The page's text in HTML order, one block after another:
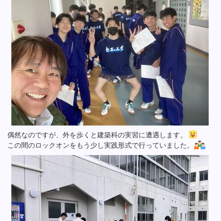
偶然なのですが、外を歩くと建築科の実習に遭遇します。
この間のロックオンをもう少し実践形式で行っていました。